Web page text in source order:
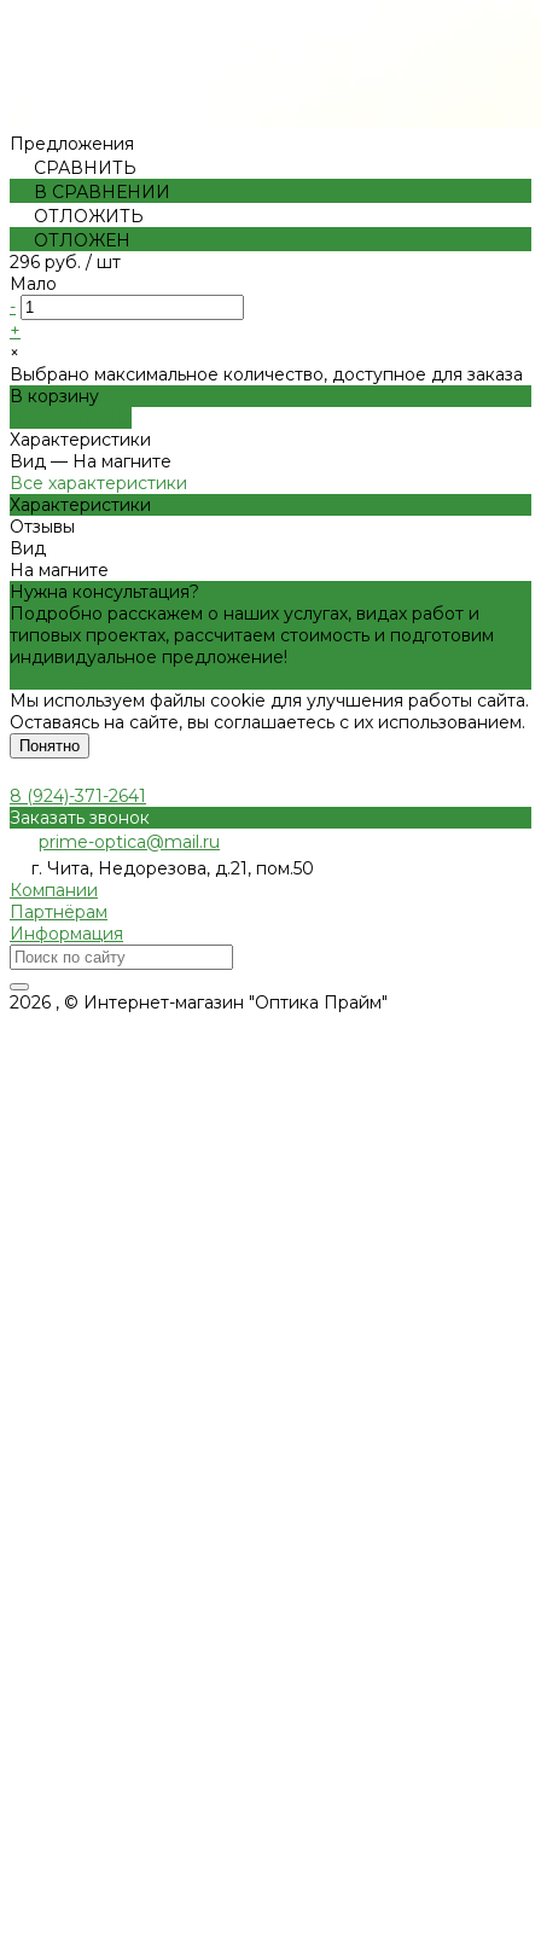
Предложения
СРАВНИТЬ
В СРАВНЕНИИ
ОТЛОЖИТЬ
ОТЛОЖЕН
296 руб. / шт
Мало
-
+
×
Выбрано максимальное количество, доступное для заказа
В корзину
Характеристики
Вид — На магните
Все характеристики
Характеристики
Отзывы
Вид
На магните
Нужна консультация?
Подробно расскажем о наших услугах, видах работ и
типовых проектах, рассчитаем стоимость и подготовим
индивидуальное предложение!
Мы используем файлы cookie для улучшения работы сайта.
Оставаясь на сайте, вы соглашаетесь с их использованием.
Понятно
8 (924)-371-2641
Заказать звонок
prime-optica@mail.ru
г. Чита, Недорезова, д.21, пом.50
Компании
Партнёрам
Информация
2026 , © Интернет-магазин "Оптика Прайм"